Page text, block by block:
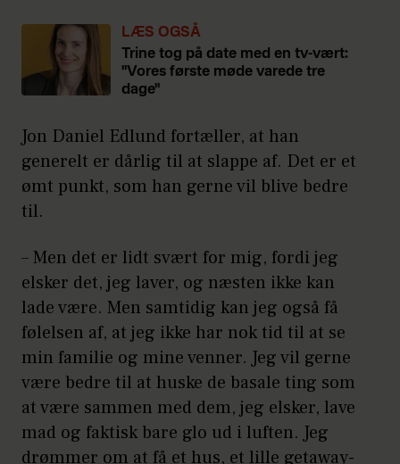
LÆS OGSÅ
Trine tog på date med en tv-vært:
"Vores første møde varede tre
dage"
Jon Daniel Edlund fortæller, at han
generelt er dårlig til at slappe af. Det er et
ømt punkt, som han gerne vil blive bedre
til.
– Men det er lidt svært for mig, fordi jeg
elsker det, jeg laver, og næsten ikke kan
lade være. Men samtidig kan jeg også få
følelsen af, at jeg ikke har nok tid til at se
min familie og mine venner. Jeg vil gerne
være bedre til at huske de basale ting som
at være sammen med dem, jeg elsker, lave
mad og faktisk bare glo ud i luften. Jeg
drømmer om at få et hus, et lille getaway-